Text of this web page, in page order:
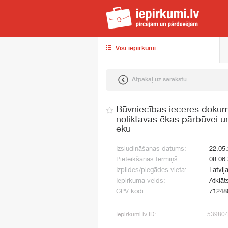
Visi iepirkumi
Atpakaļ uz sarakstu
Būvniecības ieceres
noliktavas ēkas pārbūvei
ēku
Izsludināšanas datums:
Pieteikšanās termiņš:
Izpildes/piegādes vieta:
Iepirkuma veids:
CPV kodi:
Iepirkumi.lv ID: